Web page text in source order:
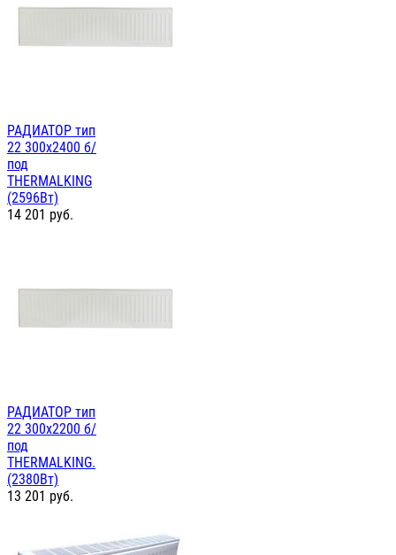
РАДИАТОР тип
22 300х2400 б/
под
THERMALKING
(2596Вт)
14 201 руб.
РАДИАТОР тип
22 300х2200 б/
под
THERMALKING.
(2380Вт)
13 201 руб.